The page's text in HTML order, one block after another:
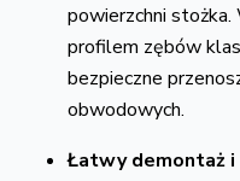
powierzchni stożka.
profilem zębów
bezpieczne
obwodowych.
Łatwy demontaż i